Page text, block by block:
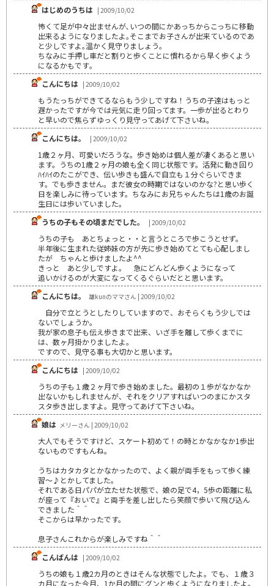
はじめのうちは | 2009/10/02
怖くて足が中々出ませんが､いつの間にかあっちからこっちに移動
出来るようになりましたよ｡そこまでお子さんが出来ているのであ
と少しですよ｡温かく見守りましょう｡
ちなみに手押し車だと割りと歩くことに慣れるから早く歩くよう
になるかもです｡
こんにちは | 2009/10/02
もうたっちができてるならもう少しですね！うちの子達はもっと
遅かったですが今では元気に走り回ってます。一歩が出るとわり
と早いので焦らずゆっくり見守ってあげて下さいね。
こんにちは。
| 2009/10/02
1歳２ヶ月、可愛いだろうな。歩き始めは個人差が凄くあると思い
ます。うちの1歳２ヶ月の娘も全く同じ状態です。活発に動き回り
ﾊｲﾊｲのたこができ、伝い歩きも盛んで自立も１分ぐらいできま
す。でも歩きません。まだ彼女の時期ではないのかな?と思い歩く
日を楽しみに待っています。ちなみにお兄ちゃんたちは1歳のお誕
生日には歩いていました。
うちの子もその頃まだでした。
| 2009/10/02
うちの子も あとちょっと・・と言うところで歩こうとせず。
半年後に生まれた従姉妹の方が先に歩き始めてとても心配しまし
たが ちゃんと歩けましたよ^^
きっと あと少しですよ。 急にどんどん歩くようになって
追いかけるのが大変になってくるぐらいだとと思います。
こんにちは。
雄kunのママさん | 2009/10/02
自分で立とうとしたりしていますので、おそらくもう少しでは
ないでしょうか。
我が家の息子も伝え歩きまで出来、いざ手を離して歩くまでに
は、数ヶ月掛かりましたよ。
ですので、見守る事も大切かと思います。
こんにちは | 2009/10/02
うちの子も１歳２ヶ月で歩き始めました。最初の１歩がなかなか
出ないかもしれませんが、それをクリアすればいつのまにかスタ
スタ歩き出しますよ。見守ってあげて下さいね。
娘は メリーさん | 2009/10/02
大人でもそうですけど、スケート初めて！の時とかなかなか1歩出
ないものですもんね。
うちはカタカタとかなかったので、よく親が両手をもって歩く練
習～♪とかしてました。
それである日パパが立たせた状態で、娘の足で4，5歩の距離に私
が座って『おいで』と両手を差し出したら笑顔で歩いて飛び込ん
できました＾＾
そこからは早かったです。
息子さんこれからが楽しみですね＾＾
こんばんは | 2009/10/02
うちの娘も１歳2カ月のときはそんな状態でしたよ。でも、１歳３
カ月になった今月、1か月の間にグンと歩くようになりましたよ。